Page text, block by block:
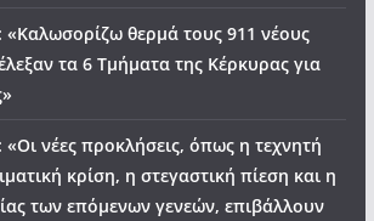
«Καλωσορίζω θερμά τους 911 νέους
τα 6 Τμήματα της Κέρκυρας για
«Οι νέες προκλήσεις, όπως η τεχνητή
κρίση, η στεγαστική πίεση και η
των επόμενων γενεών, επιβάλλουν